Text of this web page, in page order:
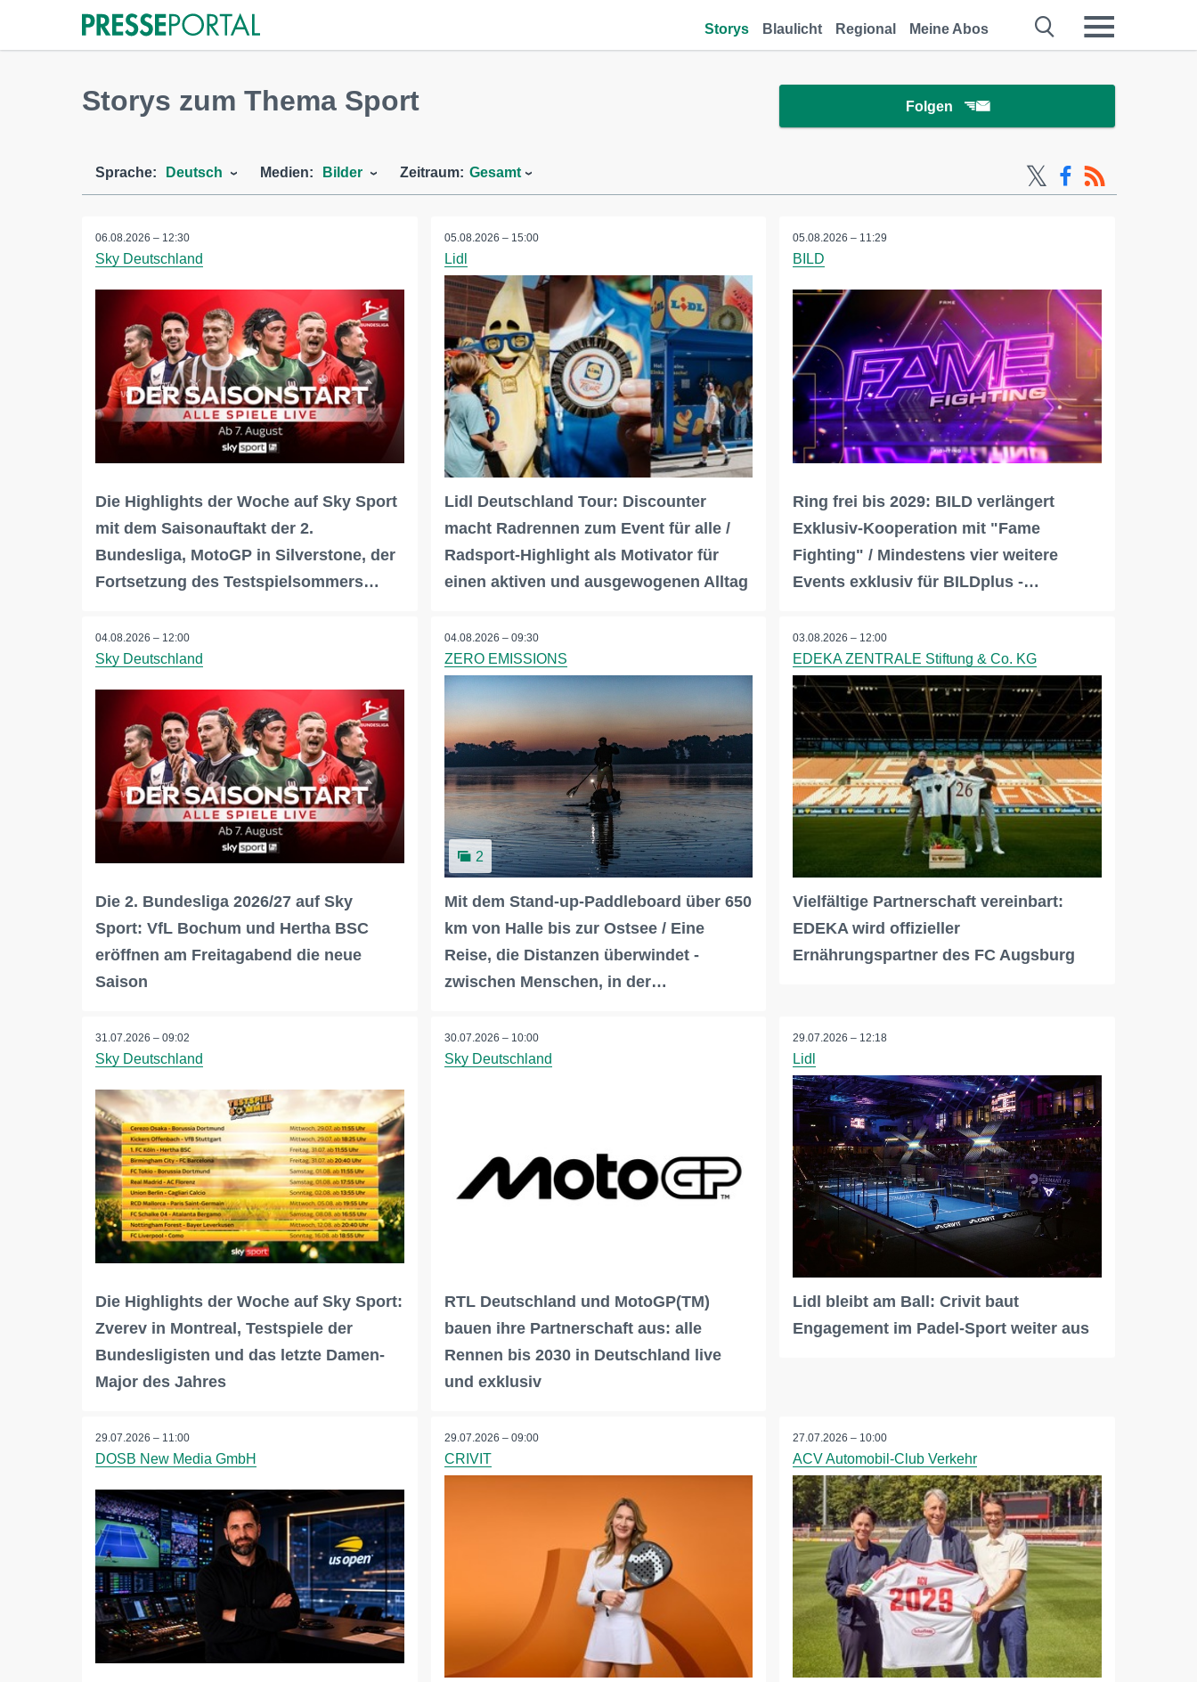
Storys Blaulicht Regional Meine Abos
Storys zum Thema Sport Folgen
Sprache: Deutsch Medien: Bilder Zeitraum: Gesamt
06.08.2026 – 12:30
Sky Deutschland
Die Highlights der Woche auf Sky Sport
mit dem Saisonauftakt der 2.
Bundesliga, MotoGP in Silverstone, der
Fortsetzung des Testspielsommers…
05.08.2026 – 15:00
Lidl
Lidl Deutschland Tour: Discounter
macht Radrennen zum Event für alle /
Radsport-Highlight als Motivator für
einen aktiven und ausgewogenen Alltag
05.08.2026 – 11:29
BILD
Ring frei bis 2029: BILD verlängert
Exklusiv-Kooperation mit "Fame
Fighting" / Mindestens vier weitere
Events exklusiv für BILDplus -…
04.08.2026 – 12:00
Sky Deutschland
Die 2. Bundesliga 2026/27 auf Sky
Sport: VfL Bochum und Hertha BSC
eröffnen am Freitagabend die neue
Saison
04.08.2026 – 09:30
ZERO EMISSIONS
2
Mit dem Stand-up-Paddleboard über 650
km von Halle bis zur Ostsee / Eine
Reise, die Distanzen überwindet -
zwischen Menschen, in der…
03.08.2026 – 12:00
EDEKA ZENTRALE Stiftung & Co. KG
Vielfältige Partnerschaft vereinbart:
EDEKA wird offizieller
Ernährungspartner des FC Augsburg
31.07.2026 – 09:02
Sky Deutschland
Die Highlights der Woche auf Sky Sport:
Zverev in Montreal, Testspiele der
Bundesligisten und das letzte Damen-
Major des Jahres
30.07.2026 – 10:00
Sky Deutschland
RTL Deutschland und MotoGP(TM)
bauen ihre Partnerschaft aus: alle
Rennen bis 2030 in Deutschland live
und exklusiv
29.07.2026 – 12:18
Lidl
Lidl bleibt am Ball: Crivit baut
Engagement im Padel-Sport weiter aus
29.07.2026 – 11:00
DOSB New Media GmbH
29.07.2026 – 09:00
CRIVIT
27.07.2026 – 10:00
ACV Automobil-Club Verkehr